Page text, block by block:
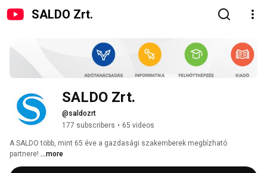
SALDO Zrt.
SALDO Zrt.
@saldozrt
177 subscribers • 65 videos
A SALDO több, mint 65 éve a gazdasági szakemberek megbízható
partnere! ...more